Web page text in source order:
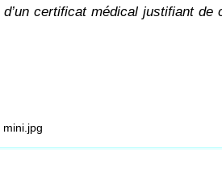
certificat médical justifiant